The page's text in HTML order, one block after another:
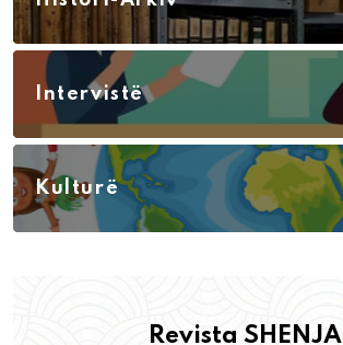
Intervistë
Kulturë
Revista SHENJA